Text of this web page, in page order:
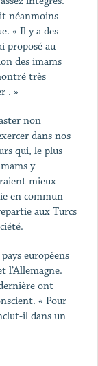
néanmoins
« Il y a des
proposé au
des imams
très
. »
non
dans nos
qui, le plus
y
mieux
en commun
aux Turcs
européens
l’Allemagne.
ont
« Pour
il dans un